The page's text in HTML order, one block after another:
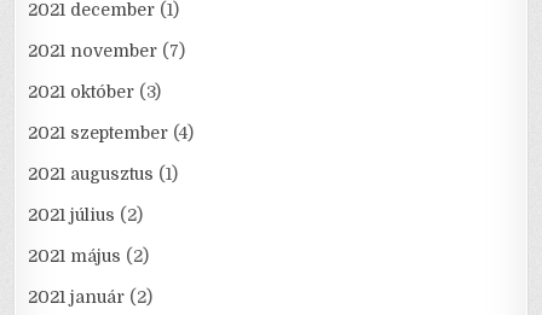
2021 december (1)
2021 november (7)
2021 október (3)
2021 szeptember (4)
2021 augusztus (1)
2021 július (2)
2021 május (2)
2021 január (2)